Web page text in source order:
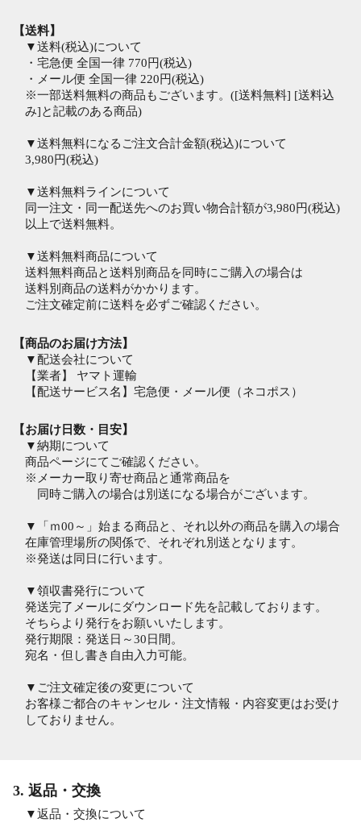
【送料】
▼送料(税込)について
・宅急便 全国一律 770円(税込)
・メール便 全国一律 220円(税込)
※一部送料無料の商品もございます。([送料無料] [送料込
み]と記載のある商品)
▼送料無料になるご注文合計金額(税込)について
3,980円(税込)
▼送料無料ラインについて
同一注文・同一配送先へのお買い物合計額が3,980円(税込)
以上で送料無料。
▼送料無料商品について
送料無料商品と送料別商品を同時にご購入の場合は
送料別商品の送料がかかります。
ご注文確定前に送料を必ずご確認ください。
【商品のお届け方法】
▼配送会社について
【業者】 ヤマト運輸
【配送サービス名】宅急便・メール便（ネコポス）
【お届け日数・目安】
▼納期について
商品ページにてご確認ください。
※メーカー取り寄せ商品と通常商品を
同時ご購入の場合は別送になる場合がございます。
▼「ｍ00～」始まる商品と、それ以外の商品を購入の場合
在庫管理場所の関係で、それぞれ別送となります。
※発送は同日に行います。
▼領収書発行について
発送完了メールにダウンロード先を記載しております。
そちらより発行をお願いいたします。
発行期限：発送日～30日間。
宛名・但し書き自由入力可能。
▼ご注文確定後の変更について
お客様ご都合のキャンセル・注文情報・内容変更はお受け
しておりません。
3. 返品・交換
▼返品・交換について